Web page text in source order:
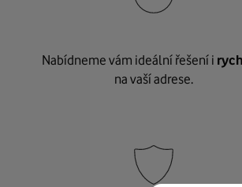
Nabídneme vám ideální řešení i
na vaší adrese.